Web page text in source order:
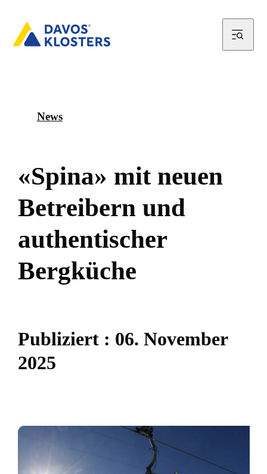
News
«Spina» mit neuen
Betreibern und
authentischer
Bergküche
Publiziert : 06. November
2025